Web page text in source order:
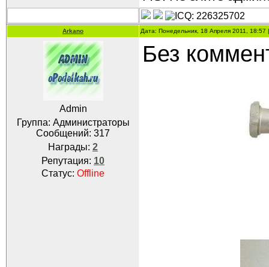
Arkano Дата: Понедельник, 18 Апреля 2011,
Admin
Группа: Администраторы
Сообщений: 317
Награды: 2
Репутация: 10
Статус: Offline
Без